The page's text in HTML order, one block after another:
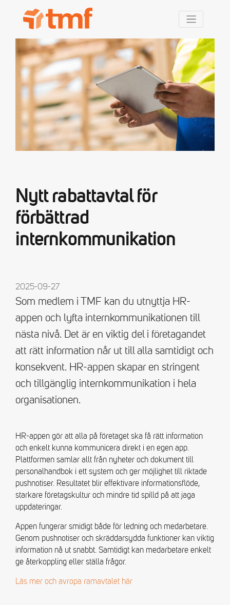
Nytt rabattavtal för
förbättrad
internkommunikation
2025-09-27
Som medlem i TMF kan du utnyttja HR-
appen och lyfta internkommunikationen till
nästa nivå. Det är en viktig del i företagandet
att rätt information når ut till alla samtidigt och
konsekvent. HR-appen skapar en stringent
och tillgänglig internkommunikation i hela
organisationen.
HR-appen gör att alla på företaget ska få rätt information
och enkelt kunna kommunicera direkt i en egen app.
Plattformen samlar allt från nyheter och dokument till
personalhandbok i ett system och ger möjlighet till riktade
pushnotiser. Resultatet blir effektivare informationsflöde,
starkare företagskultur och mindre tid spilld på att jaga
uppdateringar.
Appen fungerar smidigt både för ledning och medarbetare.
Genom pushnotiser och skräddarsydda funktioner kan viktig
information nå ut snabbt. Samtidigt kan medarbetare enkelt
ge återkoppling eller ställa frågor.
Läs mer och avropa ramavtalet här